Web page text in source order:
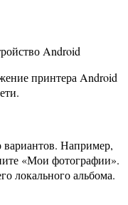
Android
принтера Android
вариантов. Например,
«Мои фотографии».
локального альбома.